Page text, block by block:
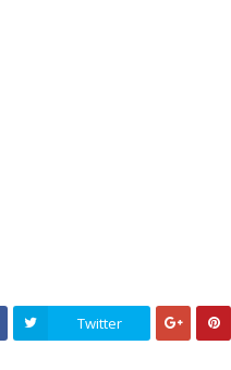
Twitter